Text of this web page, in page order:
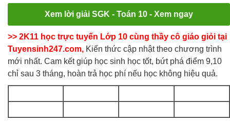
Xem lời giải SGK - Toán 10 - Xem ngay
>> 2K11 học trực tuyến Lớp 10 cùng thầy cô giáo giỏi tại
Tuyensinh247.com, Kiến thức cập nhật theo chương trình
mới nhất. Cam kết giúp học sinh học tốt, bứt phá điểm 9,10
chỉ sau 3 tháng, hoàn trả học phí nếu học không hiệu quả.